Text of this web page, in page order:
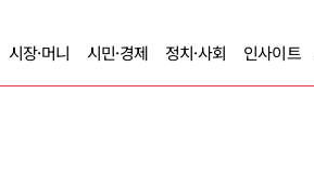
시장·머니 시민·경제 정치·사회 인사이트